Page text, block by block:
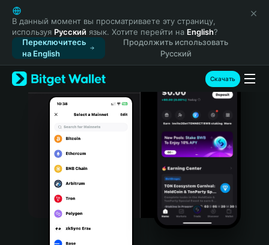
English
日本語
Tiếng Việt
Русский
Español (Latinoamérica)
Türkçe
Italiano
Português (Portugal)
Bahasa Indonesia
В данный момент вы просматриваете эту страницу,
используя Русский язык. Хотите перейти на English?
Переключитесь
на English
Продолжить использовать
Русский
Скачать